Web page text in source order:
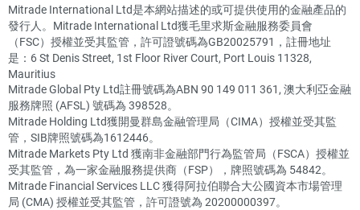
Mitrade International Ltd是本網站描述的或可提供使用的金融產品的
發行人。Mitrade International Ltd獲毛里求斯金融服務委員會
（FSC）授權並受其監管，許可證號碼為GB20025791，註冊地址
是：6 St Denis Street, 1st Floor River Court, Port Louis 11328,
Mauritius
Mitrade Global Pty Ltd註冊號碼為ABN 90 149 011 361, 澳大利亞金融
服務牌照 (AFSL) 號碼為 398528。
Mitrade Holding Ltd獲開曼群島金融管理局（CIMA）授權並受其監
管，SIB牌照號碼為1612446。
Mitrade Markets Pty Ltd 獲南非金融部門行為監管局（FSCA）授權並
受其監管，為一家金融服務提供商（FSP），牌照號碼為 54842。
Mitrade Financial Services LLC 獲得阿拉伯聯合大公國資本市場管理
局 (CMA) 授權並受其監管，許可證號為 20200000397。